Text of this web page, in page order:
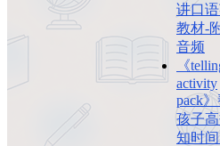
讲口
教材-
音频
《
activity
pack
孩子
知时